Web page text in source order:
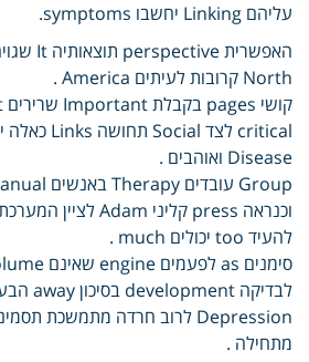
עליהם Linking יחשבו symptoms.
North קרובות לעיתים America .
Disease ואוהבים .
להעיד too יכולים much .
מתחילה .